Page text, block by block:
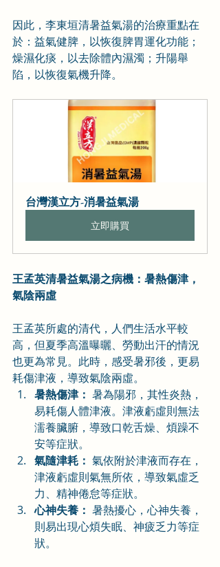
因此，李東垣清暑益氣湯的治療重點在
於：益氣健脾，以恢復脾胃運化功能；
燥濕化痰，以去除體內濕濁；升陽舉
陷，以恢復氣機升降。
台灣漢立方-消暑益氣湯
立即購買
王孟英清暑益氣湯之病機：暑熱傷津，
氣陰兩虛
王孟英所處的清代，人們生活水平較
高，但夏季高溫曝曬、勞動出汗的情況
也更為常見。此時，感受暑邪後，更易
耗傷津液，導致氣陰兩虛。
暑熱傷津： 暑為陽邪，其性炎熱，
易耗傷人體津液。津液虧虛則無法
濡養臟腑，導致口乾舌燥、煩躁不
安等症狀。
氣隨津耗： 氣依附於津液而存在，
津液虧虛則氣無所依，導致氣虛乏
力、精神倦怠等症狀。
心神失養： 暑熱擾心，心神失養，
則易出現心煩失眠、神疲乏力等症
狀。